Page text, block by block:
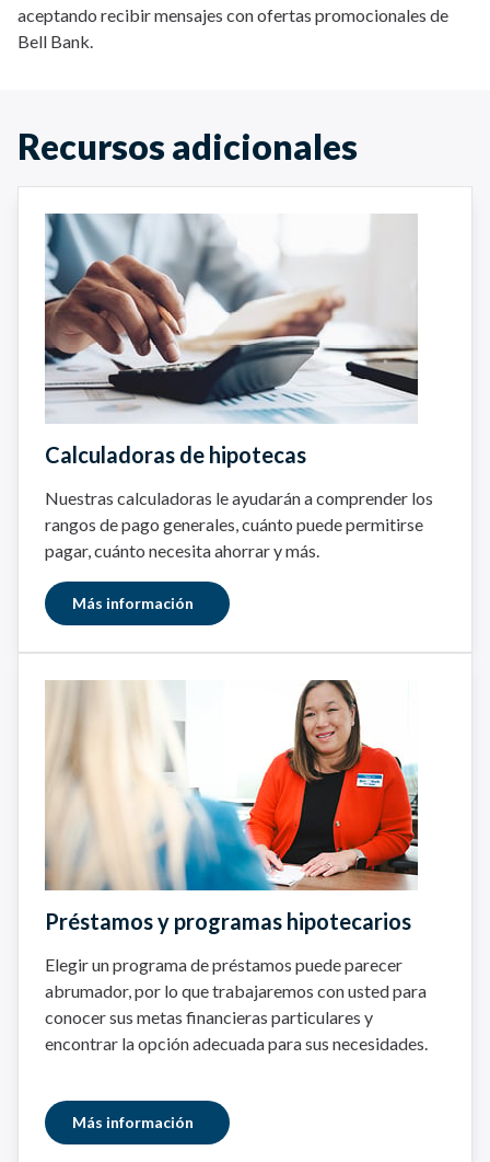
aceptando recibir mensajes con ofertas promocionales de
Bell Bank.
Recursos adicionales
Calculadoras de hipotecas
Nuestras calculadoras le ayudarán a comprender los
rangos de pago generales, cuánto puede permitirse
pagar, cuánto necesita ahorrar y más.
Más información
Préstamos y programas hipotecarios
Elegir un programa de préstamos puede parecer
abrumador, por lo que trabajaremos con usted para
conocer sus metas financieras particulares y
encontrar la opción adecuada para sus necesidades.
Más información